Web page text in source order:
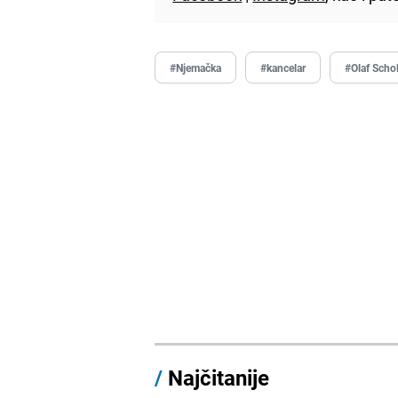
#Njemačka #kancelar #Olaf
/ Najčitanije